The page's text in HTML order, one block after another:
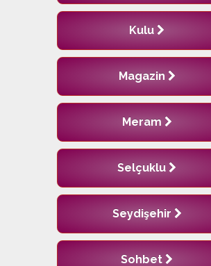
Kulu
Magazin
Meram
Selçuklu
Seydişehir
Sohbet